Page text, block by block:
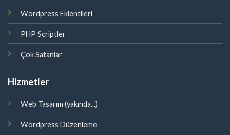
Wordpress Eklentileri
PHP Scriptler
Çok Satanlar
Hizmetler
Web Tasarım (yakında...)
Wordpress Düzenleme